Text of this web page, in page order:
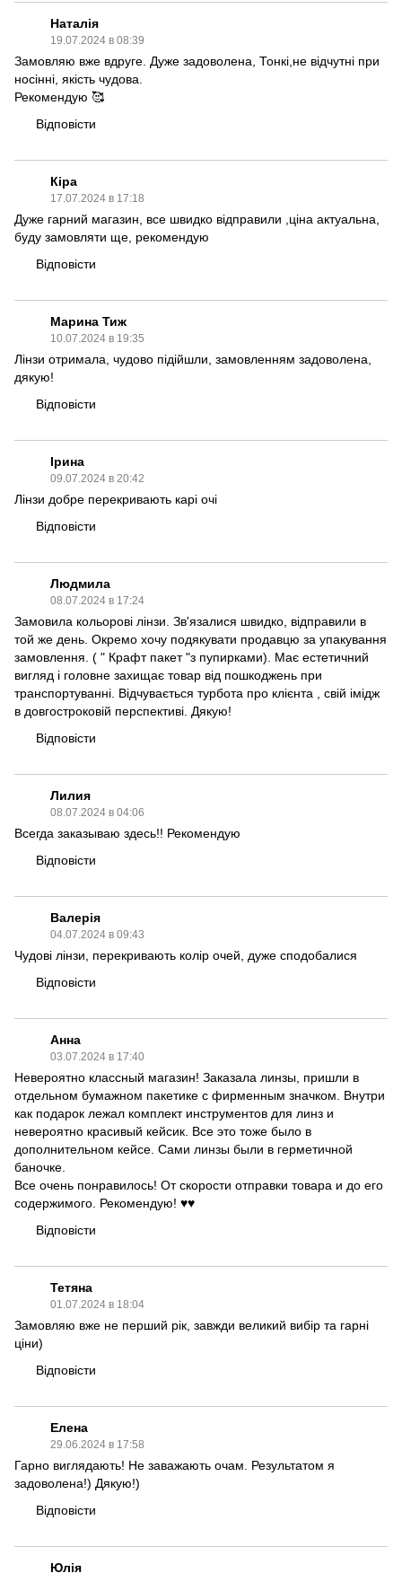
Наталія
19.07.2024 в 08:39
Замовляю вже вдруге. Дуже задоволена, Тонкі,не відчутні при
носінні, якість чудова.
Рекомендую 🥰
Відповісти
Кіра
17.07.2024 в 17:18
Дуже гарний магазин, все швидко відправили ,ціна актуальна,
буду замовляти ще, рекомендую
Відповісти
Марина Тиж
10.07.2024 в 19:35
Лінзи отримала, чудово підійшли, замовленням задоволена,
дякую!
Відповісти
Ірина
09.07.2024 в 20:42
Лінзи добре перекривають карі очі
Відповісти
Людмила
08.07.2024 в 17:24
Замовила кольорові лінзи. Зв'язалися швидко, відправили в
той же день. Окремо хочу подякувати продавцю за упакування
замовлення. ( " Крафт пакет "з пупирками). Має естетичний
вигляд і головне захищає товар від пошкоджень при
транспортуванні. Відчувається турбота про клієнта , свій імідж
в довгостроковій перспективі. Дякую!
Відповісти
Лилия
08.07.2024 в 04:06
Всегда заказываю здесь!! Рекомендую
Відповісти
Валерія
04.07.2024 в 09:43
Чудові лінзи, перекривають колір очей, дуже сподобалися
Відповісти
Анна
03.07.2024 в 17:40
Невероятно классный магазин! Заказала линзы, пришли в
отдельном бумажном пакетике с фирменным значком. Внутри
как подарок лежал комплект инструментов для линз и
невероятно красивый кейсик. Все это тоже было в
дополнительном кейсе. Сами линзы были в герметичной
баночке.
Все очень понравилось! От скорости отправки товара и до его
содержимого. Рекомендую! ♥️♥️
Відповісти
Тетяна
01.07.2024 в 18:04
Замовляю вже не перший рік, завжди великий вибір та гарні
ціни)
Відповісти
Елена
29.06.2024 в 17:58
Гарно виглядають! Не заважають очам. Результатом я
задоволена!) Дякую!)
Відповісти
Юлія